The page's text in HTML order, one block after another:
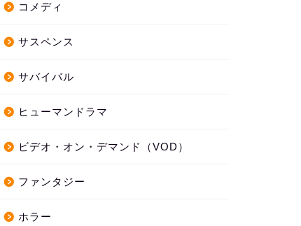
コメディ
サスペンス
サバイバル
ヒューマンドラマ
ビデオ・オン・デマンド（VOD）
ファンタジー
ホラー